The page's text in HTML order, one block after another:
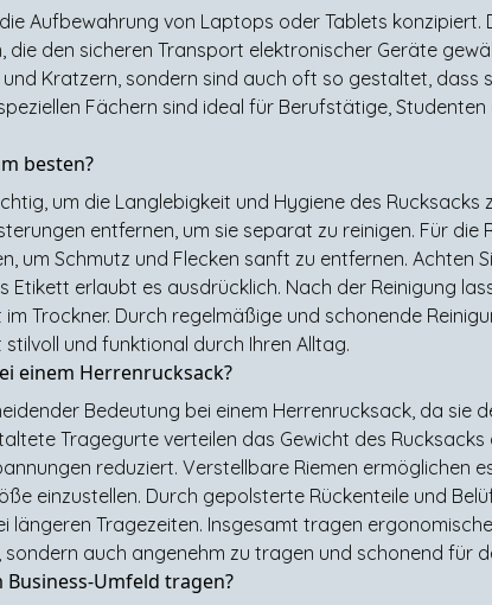
Aufbewahrung von Laptops oder Tablets konzipiert.
die den sicheren Transport elektronischer Geräte
Kratzern, sondern sind auch oft so gestaltet, dass
Fächern sind ideal für Berufstätige,
besten?
um die Langlebigkeit und Hygiene des Rucksacks
entfernen, um sie separat zu reinigen. Für die
um Schmutz und Flecken sanft zu entfernen. Achten
Etikett erlaubt es ausdrücklich. Nach der Reinigung
Trockner. Durch regelmäßige und schonende
und funktional durch Ihren Alltag.
einem Herrenrucksack?
Bedeutung bei einem Herrenrucksack, da sie
Tragegurte verteilen das Gewicht des Rucksacks
reduziert. Verstellbare Riemen ermöglichen
einzustellen. Durch gepolsterte Rückenteile und
längeren Tragezeiten. Insgesamt tragen
auch angenehm zu tragen und schonend für
Umfeld tragen?